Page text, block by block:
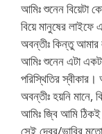
আমিঃ শুনেন বিয়েটা
বিয়ে মানুষের
অবন্তীঃ কিন্তু আমার
আমিঃ শুনেন এটা
পরিস্থিতির
অবন্তীঃ হয়নি মানে,
আমিঃ জ্বি আমি